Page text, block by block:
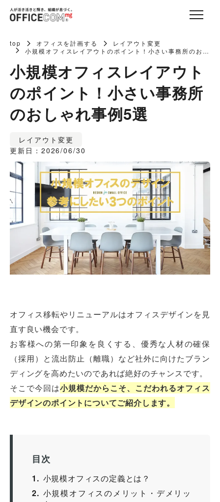
top オフィスを計画する
レイアウト変更
小規模オフィスレイアウトのポイント！小さい事務所のお
小規模オフィスレイアウト
のポイント！小さい事務所
のおしゃれ事例5選
レイアウト変更
更新日：2026/06/30
オフィス移転やリニューアルはオフィスデザインを見
直す良い機会です。
お客様への第一印象を良くする、優秀な人材の確保
（採用）と流出防止（離職）など社外に向けたブラン
ディングを高めたいのであれば絶好のチャンスです。
そこで今回は小規模だからこそ、こだわれるオフィス
デザインのポイントについてご紹介します。
目次
1
小規模オフィスの定義とは？
2
小規模オフィスのメリット・デメリッ